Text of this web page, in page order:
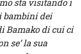
sta visitando i
bambini dei
Bamako di cui ci
se’ la sua